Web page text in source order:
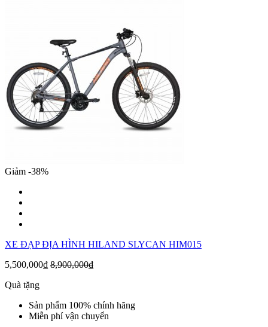
Giảm -38%
XE ĐẠP ĐỊA HÌNH HILAND SLYCAN HIM015
5,500,000₫ 8,900,000₫
Quà tặng
Sản phẩm 100% chính hãng
Miễn phí vận chuyển